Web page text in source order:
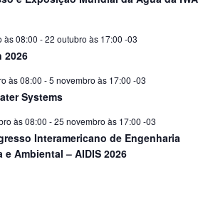
às 08:00 -22 outubro às 17:00 -03
2026
às 08:00 -5 novembro às 17:00 -03
Systems
às 08:00 -25 novembro às 17:00 -03
Interamericano de Engenharia
e Ambiental – AIDIS 2026